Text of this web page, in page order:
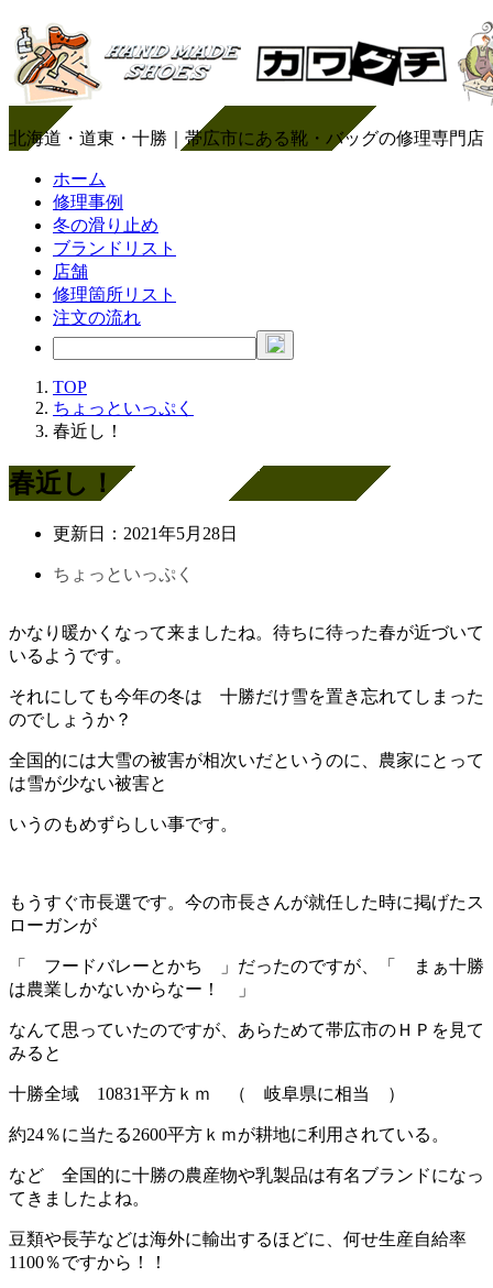
北海道・道東・十勝｜帯広市にある靴・バッグの修理専門店
ホーム
修理事例
冬の滑り止め
ブランドリスト
店舗
修理箇所リスト
注文の流れ
TOP
ちょっといっぷく
春近し！
春近し！
更新日： 2021年5月28日
ちょっといっぷく
かなり暖かくなって来ましたね。待ちに待った春が近づいて
いるようです。
それにしても今年の冬は 十勝だけ雪を置き忘れてしまった
のでしょうか？
全国的には大雪の被害が相次いだというのに、農家にとって
は雪が少ない被害と
いうのもめずらしい事です。
もうすぐ市長選です。今の市長さんが就任した時に掲げたス
ローガンが
「 フードバレーとかち 」だったのですが、「 まぁ十勝
は農業しかないからなー！ 」
なんて思っていたのですが、あらためて帯広市のＨＰを見て
みると
十勝全域 10831平方ｋｍ （ 岐阜県に相当 ）
約24％に当たる2600平方ｋｍが耕地に利用されている。
など 全国的に十勝の農産物や乳製品は有名ブランドになっ
てきましたよね。
豆類や長芋などは海外に輸出するほどに、何せ生産自給率
1100％ですから！！